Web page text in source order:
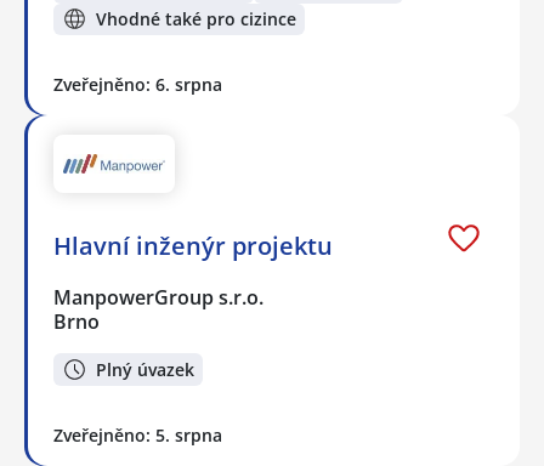
Vhodné také pro cizince
Zveřejněno: 6. srpna
Hlavní inženýr projektu
ManpowerGroup s.r.o.
Brno
Plný úvazek
Zveřejněno: 5. srpna